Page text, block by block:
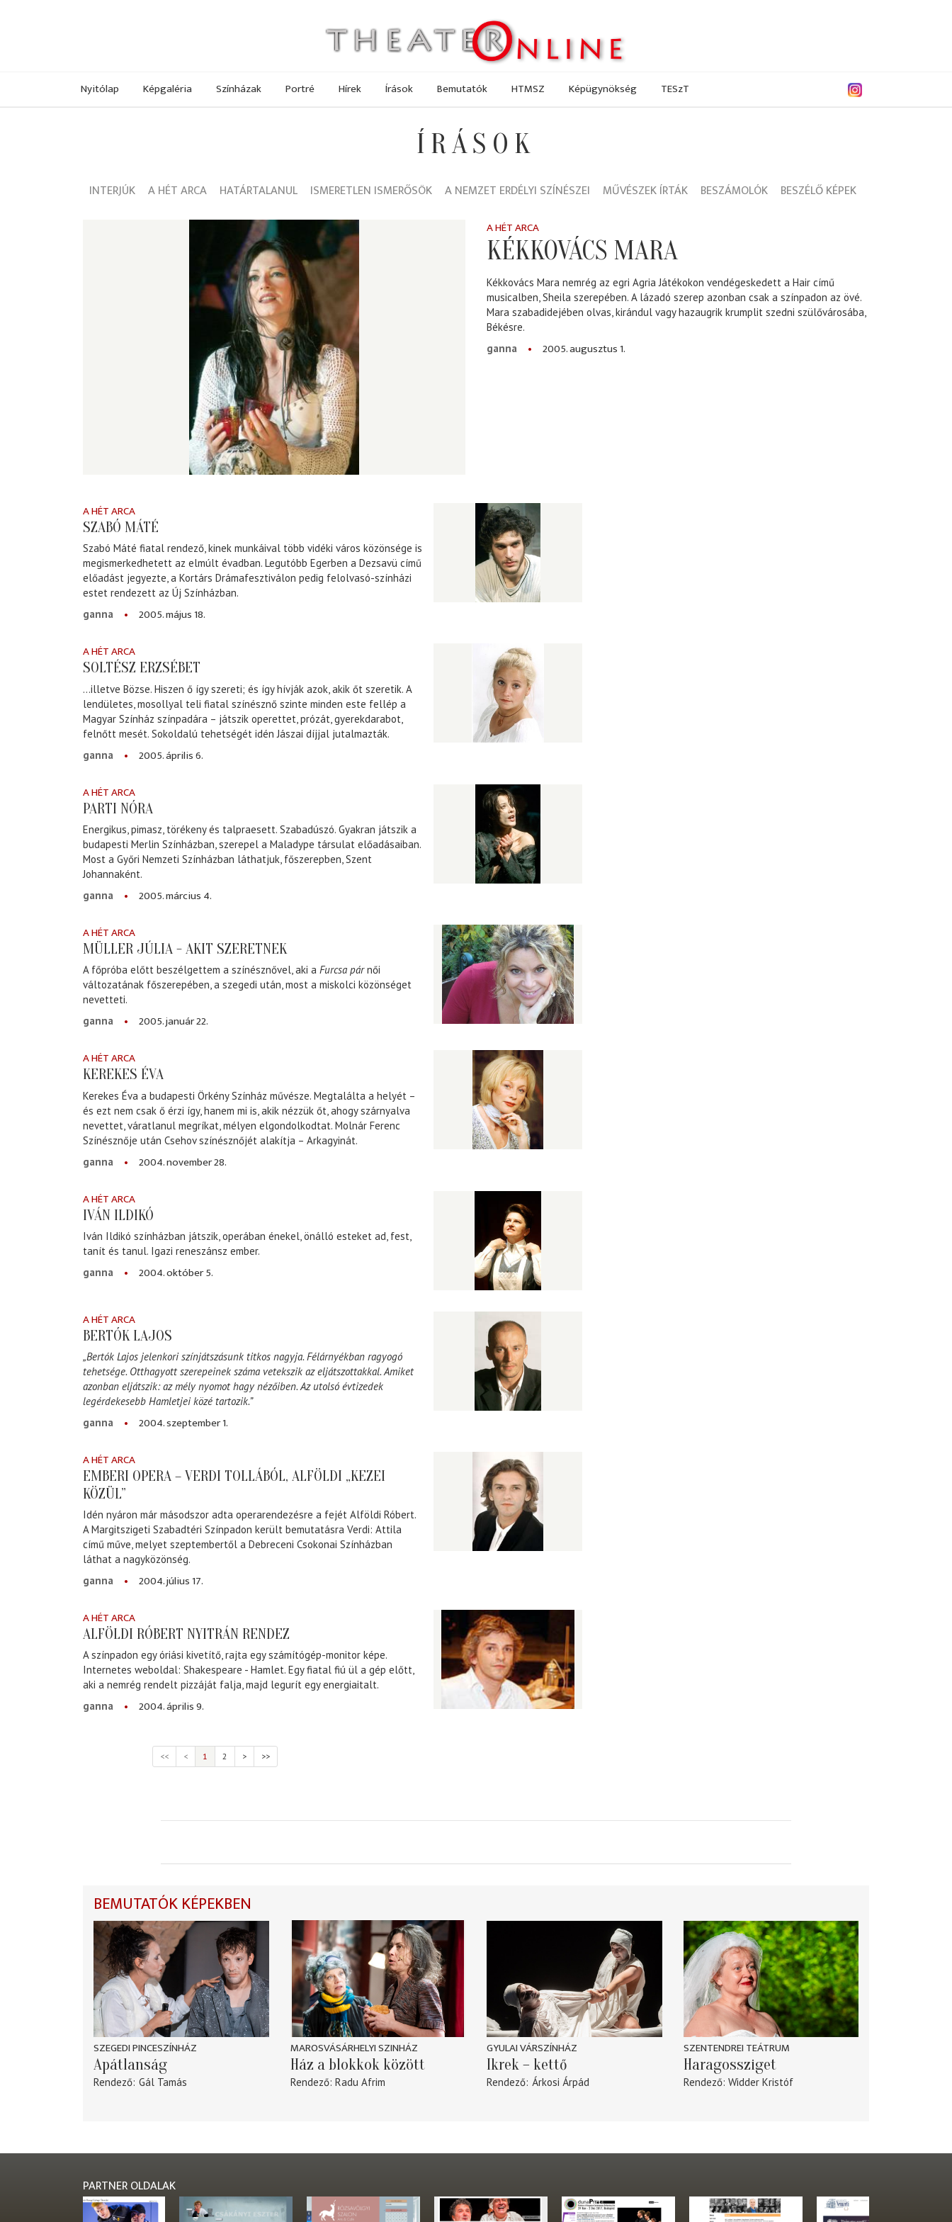
Nyitólap Képgaléria Színházak Portré Hírek Írások Bemutatók HTMSZ Képügynökség TESzT
ÍRÁSOK
INTERJÚK A HÉT ARCA HATÁRTALANUL ISMERETLEN ISMERŐSÖK A NEMZET ERDÉLYI SZÍNÉSZEI MŰVÉSZEK ÍRTÁK BESZÁMOLÓK BESZÉLŐ KÉPEK
A HÉT ARCA
KÉKKOVÁCS MARA
Kékkovács Mara nemrég az egri Agria Játékokon vendégeskedett a Hair című
musicalben, Sheila szerepében. A lázadó szerep azonban csak a színpadon az övé.
Mara szabadidejében olvas, kirándul vagy hazaugrik krumplit szedni szülővárosába,
Békésre.
ganna
2005. augusztus 1.
A HÉT ARCA
SZABÓ MÁTÉ
Szabó Máté fiatal rendező, kinek munkáival több vidéki város közönsége is
megismerkedhetett az elmúlt évadban. Legutóbb Egerben a Dezsavü című
előadást jegyezte, a Kortárs Drámafesztiválon pedig felolvasó-színházi
estet rendezett az Új Színházban.
ganna
2005. május 18.
A HÉT ARCA
SOLTÉSZ ERZSÉBET
…illetve Bözse. Hiszen ő így szereti; és így hívják azok, akik őt szeretik. A
lendületes, mosollyal teli fiatal színésznő szinte minden este fellép a
Magyar Színház színpadára – játszik operettet, prózát, gyerekdarabot,
felnőtt mesét. Sokoldalú tehetségét idén Jászai díjjal jutalmazták.
ganna
2005. április 6.
A HÉT ARCA
PARTI NÓRA
Energikus, pimasz, törékeny és talpraesett. Szabadúszó. Gyakran játszik a
budapesti Merlin Színházban, szerepel a Maladype társulat előadásaiban.
Most a Győri Nemzeti Színházban láthatjuk, főszerepben, Szent
Johannaként.
ganna
2005. március 4.
A HÉT ARCA
MÜLLER JÚLIA - AKIT SZERETNEK
A főpróba előtt beszélgettem a színésznővel, aki a Furcsa párnői
változatának főszerepében, a szegedi után, most a miskolci közönséget
nevetteti.
ganna
2005. január 22.
A HÉT ARCA
KEREKES ÉVA
Kerekes Éva a budapesti Örkény Színház művésze. Megtalálta a helyét –
és ezt nem csak ő érzi így, hanem mi is, akik nézzük őt, ahogy szárnyalva
nevettet, váratlanul megríkat, mélyen elgondolkodtat. Molnár Ferenc
Színésznője után Csehov színésznőjét alakítja – Arkagyinát.
ganna
2004. november 28.
A HÉT ARCA
IVÁN ILDIKÓ
Iván Ildikó színházban játszik, operában énekel, önálló esteket ad, fest,
tanít és tanul. Igazi reneszánsz ember.
ganna
2004. október 5.
A HÉT ARCA
BERTÓK LAJOS
„Bertók Lajos jelenkori színjátszásunk titkos nagyja. Félárnyékban ragyogó
tehetsége. Otthagyott szerepeinek száma vetekszik az eljátszottakkal. Amiket
azonban eljátszik: az mély nyomot hagy nézőiben. Az utolsó évtizedek
legérdekesebb Hamletjei közé tartozik.”
ganna
2004. szeptember 1.
A HÉT ARCA
EMBERI OPERA – VERDI TOLLÁBÓL, ALFÖLDI „KEZEI
KÖZÜL”
Idén nyáron már másodszor adta operarendezésre a fejét Alföldi Róbert.
A Margitszigeti Szabadtéri Színpadon került bemutatásra Verdi: Attila
című műve, melyet szeptembertől a Debreceni Csokonai Színházban
láthat a nagyközönség.
ganna
2004. július 17.
A HÉT ARCA
ALFÖLDI RÓBERT NYITRÁN RENDEZ
A színpadon egy óriási kivetítő, rajta egy számítógép-monitor képe.
Internetes weboldal: Shakespeare - Hamlet. Egy fiatal fiú ül a gép előtt,
aki a nemrég rendelt pizzáját falja, majd legurít egy energiaitalt.
ganna
2004. április 9.
<< < 1 2 > >>
BEMUTATÓK KÉPEKBEN
SZEGEDI PINCESZÍNHÁZ
Apátlanság
Rendező Gál Tamás
MAROSVÁSÁRHELYI SZINHÁZ
Ház a blokkok között
Rendező Radu Afrim
GYULAI VÁRSZÍNHÁZ
Ikrek – kettő
Rendező Árkosi Árpád
SZENTENDREI TEÁTRUM
Haragossziget
Rendező Widder Kristóf
PARTNER OLDALAK